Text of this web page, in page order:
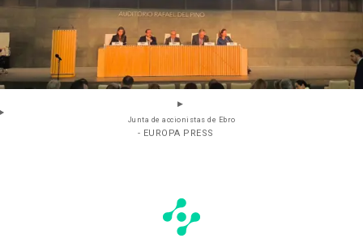
Junta de accionistas de Ebro
- EUROPA PRESS